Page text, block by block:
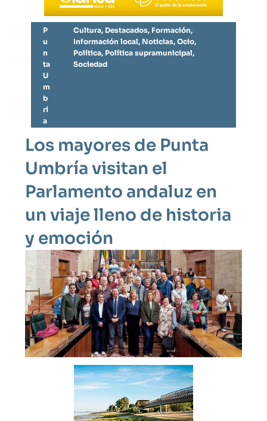
P
u
n
ta
U
m
b
rí
a
Cultura, Destacados, Formación,
Información local, Noticias,Ocio,
Política, Política supramunicipal,
Sociedad
Los mayores de Punta
Umbría visitan el
Parlamento andaluz en
un viaje lleno de historia
y emoción